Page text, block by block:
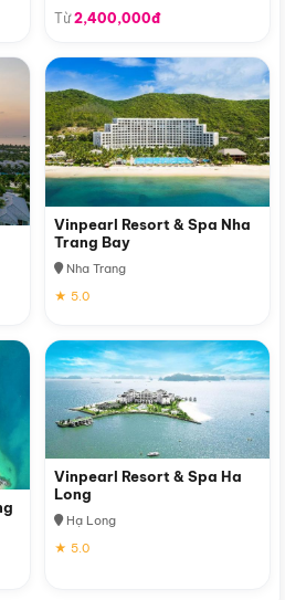
Từ2,400,000đ
Vinpearl Resort & Spa Nha
Trang Bay
Nha Trang
★ 5.0
Vinpearl Resort & Spa Ha
Long
Hạ Long
★ 5.0